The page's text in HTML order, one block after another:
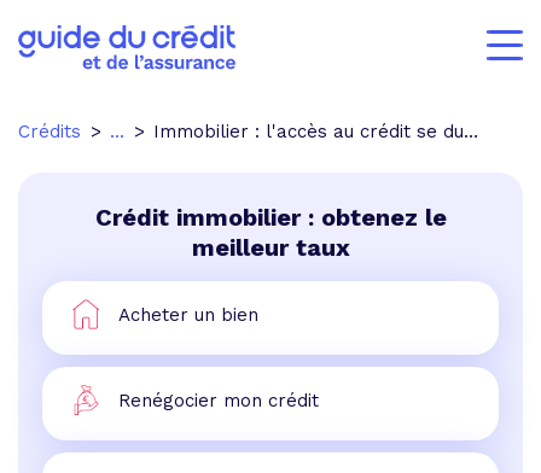
Crédits ... Immobilier : l'accès au crédit se durcit
Crédit immobilier : obtenez le
meilleur taux
Acheter un bien
Renégocier mon crédit